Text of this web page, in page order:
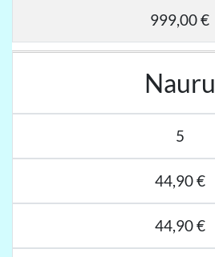
999,00 €
Nauru
5
44,90 €
44,90 €